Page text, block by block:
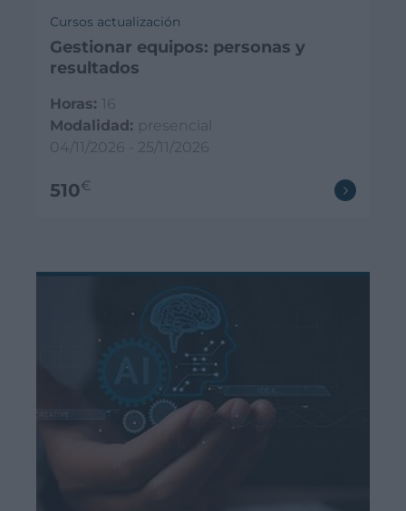
Cursos actualización
Gestionar equipos: personas y
resultados
Horas:
16
Modalidad: presencial
04/11/2026 - 25/11/2026
510€